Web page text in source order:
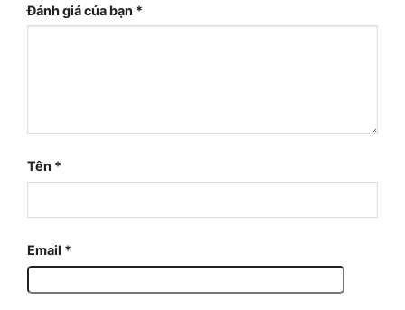
Đánh giá của bạn *
Tên *
Email *